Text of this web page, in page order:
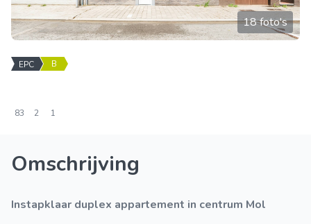
18 foto's
EPC B
83 2 1
Omschrijving
Instapklaar duplex appartement in centrum Mol